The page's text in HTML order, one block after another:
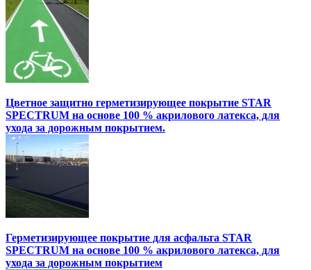
Цветное защитно герметизирующее покрытие STAR
SPECTRUM на основе 100 % акрилового латекса, для
ухода за дорожным покрытием.
Герметизирующее покрытие для асфальта STAR
SPECTRUM на основе 100 % акрилового латекса, для
ухода за дорожным покрытием